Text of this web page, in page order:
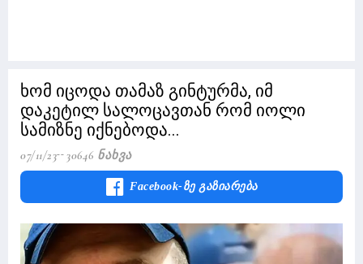
ხომ იცოდა თამაზ გინტურმა, იმ
დაკეტილ სალოცავთან რომ იოლი
სამიზნე იქნებოდა...
07/11/23 30646 Ნახვა
Facebook-Ზე Გაზიარება